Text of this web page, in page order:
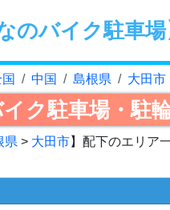
のバイク駐車場
中国 島根県 大田市
ク駐車場・駐
県 > 大田市】配下のエリア